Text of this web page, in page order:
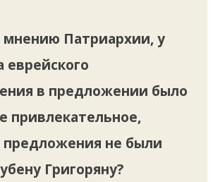
мнению Патриархии, у
еврейского
в предложении было
привлекательное,
предложения не были
Григоряну?